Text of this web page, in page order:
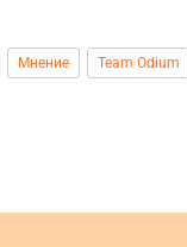
Мнение Team Odium